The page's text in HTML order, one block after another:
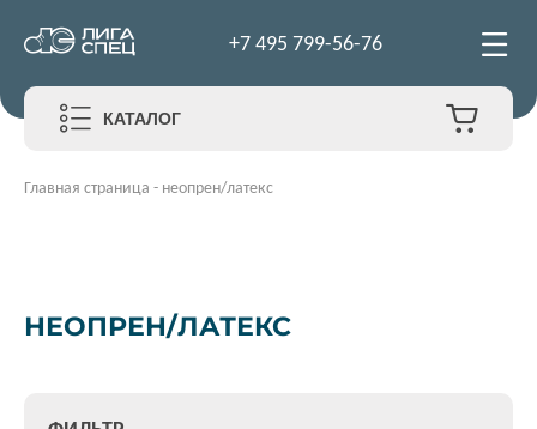
+7 495 799-56-76
КАТАЛОГ
Главная страница - неопрен/латекс
НЕОПРЕН/ЛАТЕКС